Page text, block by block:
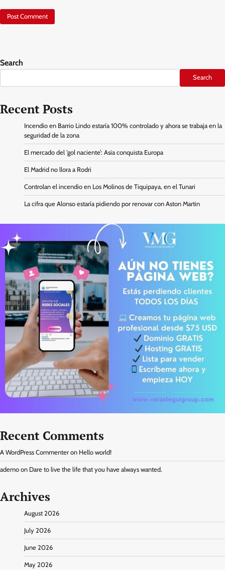
Search
Search
Recent Posts
Incendio en Barrio Lindo estaría 100% controlado y ahora se trabaja en la
seguridad de la zona
El mercado del ‘gol naciente’: Asia conquista Europa
El Madrid no llora a Rodri
Controlan el incendio en Los Molinos de Tiquipaya, en el Tunari
La cifra que Alonso estaría pidiendo por renovar con Aston Martin
Recent Comments
A WordPress Commenter on Hello world!
ademo on Dare to live the life that you have always wanted.
Archives
August 2026
July 2026
June 2026
May 2026